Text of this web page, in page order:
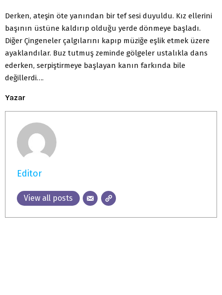
Derken, ateşin öte yanından bir tef sesi duyuldu. Kız ellerini
başının üstüne kaldırıp olduğu yerde dönmeye başladı.
Diğer Çingeneler çalgılarını kapıp müziğe eşlik etmek üzere
ayaklandılar. Buz tutmuş zeminde gölgeler ustalıkla dans
ederken, serpiştirmeye başlayan kanın farkında bile
değillerdi….
Yazar
Editor
View all posts